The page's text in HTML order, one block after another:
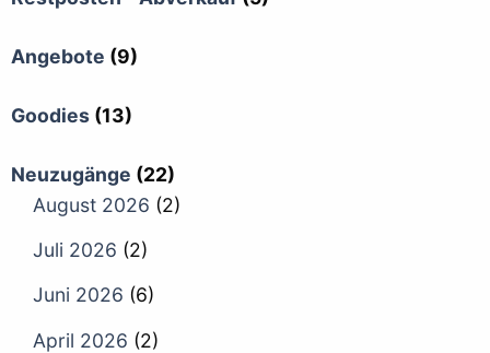
Angebote (9)
Goodies (13)
Neuzugänge (22)
August 2026 (2)
Juli 2026 (2)
Juni 2026 (6)
April 2026 (2)